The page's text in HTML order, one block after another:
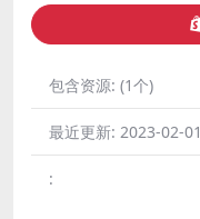
包含资源: (1个)
最近更新: 2023-02-01
: